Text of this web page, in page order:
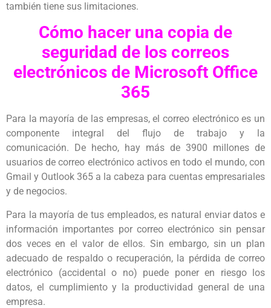
también tiene sus limitaciones.
Cómo hacer una copia de
seguridad de los correos
electrónicos de Microsoft Office
365
Para la mayoría de las empresas, el correo electrónico es un
componente integral del flujo de trabajo y la
comunicación. De hecho, hay más de 3900 millones de
usuarios de correo electrónico activos en todo el mundo, con
Gmail y Outlook 365 a la cabeza para cuentas empresariales
y de negocios.
Para la mayoría de tus empleados, es natural enviar datos e
información importantes por correo electrónico sin pensar
dos veces en el valor de ellos. Sin embargo, sin un plan
adecuado de respaldo o recuperación, la pérdida de correo
electrónico (accidental o no) puede poner en riesgo los
datos, el cumplimiento y la productividad general de una
empresa.